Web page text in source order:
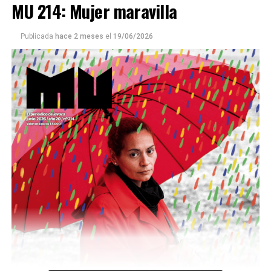
Este número 215 de MU ☝️viene con doble tapa, que
podría ser una frase:
Sin chamuyo, a remarla.
Descargar la Mu en PDF
MU 214: Mujer maravilla
Publicada hace 2 meses el 19/06/2026